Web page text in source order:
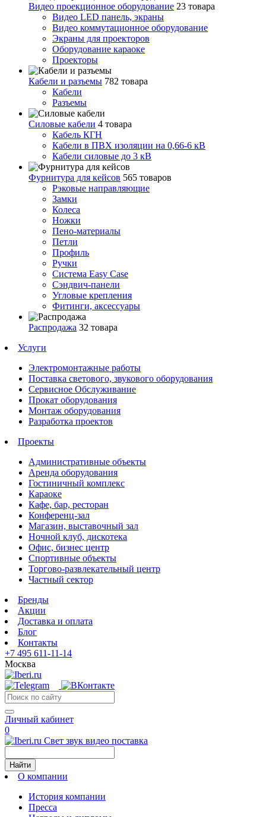
Видео проекционное оборудование 23 товара
Видео LED панель, экраны
Видео коммутационное оборудование
Экраны для проекторов
Оборудование караоке
Проекторы
Кабели и разъемы 782 товара
Кабели
Разъемы
Силовые кабели 4 товара
Кабель КГН
Кабели в ПВХ изоляции на 0,66-6 кВ
Кабели силовые до 3 кВ
Фурнитура для кейсов 565 товаров
Рэковые направляющие
Замки
Колеса
Ножки
Пено-материалы
Петли
Профиль
Ручки
Система Easy Case
Сэндвич-панели
Угловые крепления
Фитинги, аксессуары
Распродажа 32 товара
Услуги
Электромонтажные работы
Поставка светового, звукового оборудования
Сервисное Обслуживание
Прокат оборудования
Монтаж оборудования
Разработка проектов
Проекты
Административные объекты
Аренда оборудования
Гостиничный комплекс
Караоке
Кафе, бар, ресторан
Конференц-зал
Магазин, выставочный зал
Ночной клуб, дискотека
Офис, бизнес центр
Спортивные объекты
Торгово-развлекательный центр
Частный сектор
Бренды
Акции
Доставка и оплата
Блог
Контакты
+7 495 611-11-14
Москва
Личный кабинет
0
Свет звук видео поставка
Найти
О компании
История компании
Пресса